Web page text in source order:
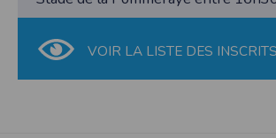
VOIR LA LISTE DES INSCRITS
SAS TIMEPULSE